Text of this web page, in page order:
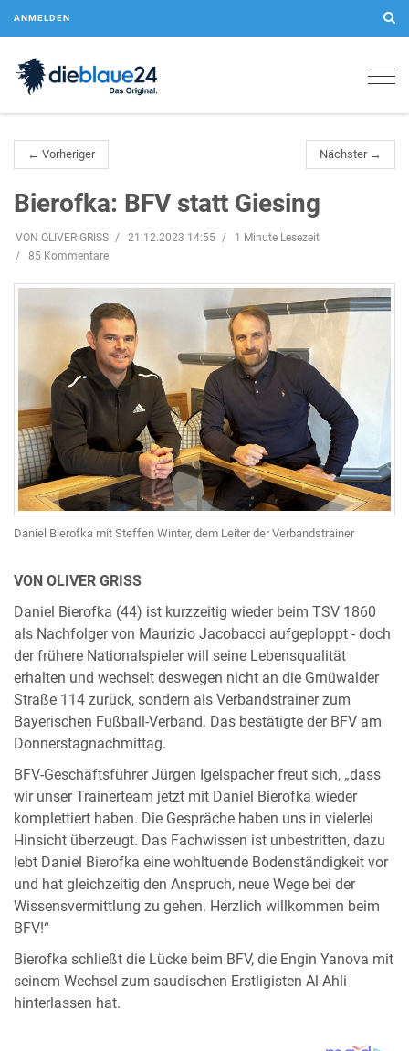
ANMELDEN
← Vorheriger Nächster →
Bierofka: BFV statt Giesing
VON OLIVER GRISS 21.12.2023 14:55
1 Minute Lesezeit
85 Kommentare
Daniel Bierofka mit Steffen Winter, dem Leiter der Verbandstrainer
VON OLIVER GRISS
Daniel Bierofka (44) ist kurzzeitig wieder beim TSV 1860
als Nachfolger von Maurizio Jacobacci aufgeploppt - doch
der frühere Nationalspieler will seine Lebensqualität
erhalten und wechselt deswegen nicht an die Grnüwalder
Straße 114 zurück, sondern als Verbandstrainer zum
Bayerischen Fußball-Verband. Das bestätigte der BFV am
Donnerstagnachmittag.
BFV-Geschäftsführer Jürgen Igelspacher freut sich, „dass
wir unser Trainerteam jetzt mit Daniel Bierofka wieder
komplettiert haben. Die Gespräche haben uns in vielerlei
Hinsicht überzeugt. Das Fachwissen ist unbestritten, dazu
lebt Daniel Bierofka eine wohltuende Bodenständigkeit vor
und hat gleichzeitig den Anspruch, neue Wege bei der
Wissensvermittlung zu gehen. Herzlich willkommen beim
BFV!“
Bierofka schließt die Lücke beim BFV, die Engin Yanova mit
seinem Wechsel zum saudischen Erstligisten Al-Ahli
hinterlassen hat.